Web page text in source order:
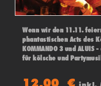
Wenn wir den 11.11.
phantastischen Acts des
KOMMANDO 3 und ALUIS
für kölsche und
12,00€